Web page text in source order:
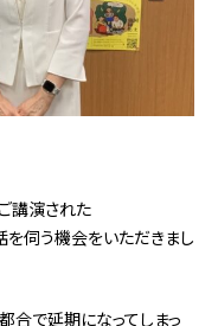
講演された
伺う機会をいただきまし
合で延期になってしまっ